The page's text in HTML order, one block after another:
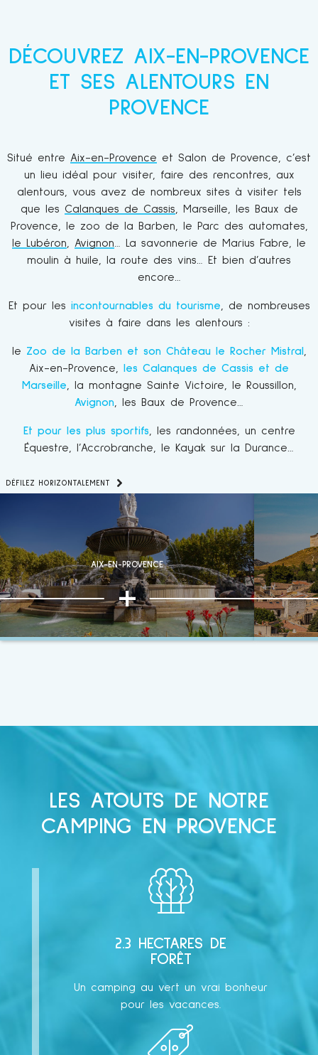
DÉCOUVREZ AIX-EN-PROVENCE
ET SES ALENTOURS EN
PROVENCE
Situé entre Aix-en-Provence et Salon de Provence, c’est
un lieu idéal pour visiter, faire des rencontres, aux
alentours, vous avez de nombreux sites à visiter tels
que les Calanques de Cassis, Marseille,
les Baux de
Provence, le zoo de la Barben, le Parc des automates,
le Lubéron, Avignon… La savonnerie de Marius Fabre, le
moulin à huile, la route des vins… Et bien d’autres
encore…
Et pour les incontournables du tourisme, de nombreuses
visites à faire dans les alentours :
le Zoo de la Barben et son Château le Rocher Mistral ,
Aix-en-Provence,
les Calanques de Cassis et de
Marseille, la montagne Sainte Victoire, le Roussillon,
Avignon, les Baux de Provence…
Et pour les plus sportifs, les randonnées, un centre
Équestre, l’Accrobranche, le Kayak sur la Durance…
DÉFILEZ HORIZONTALEMENT
AIX-EN-PROVENCE
LES ATOUTS DE NOTRE
CAMPING EN PROVENCE
2.3 HECTARES DE
FORÊT
Un camping au vert un vrai bonheur
pour les vacances.